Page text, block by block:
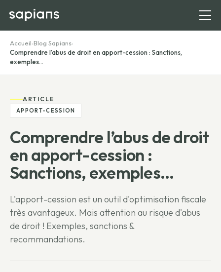
Accueil›Blog Sapians›
Comprendre l’abus de droit en apport-cession : Sanctions,
exemples...
ARTICLE
APPORT-CESSION
Comprendre l’abus de droit
en apport-cession :
Sanctions, exemples...
L'apport-cession est un outil d'optimisation fiscale
très avantageux. Mais attention au risque d'abus
de droit ! Exemples, sanctions &
recommandations.